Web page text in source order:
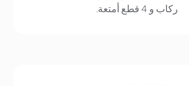
ركاب و 4 قطع أمتعة.